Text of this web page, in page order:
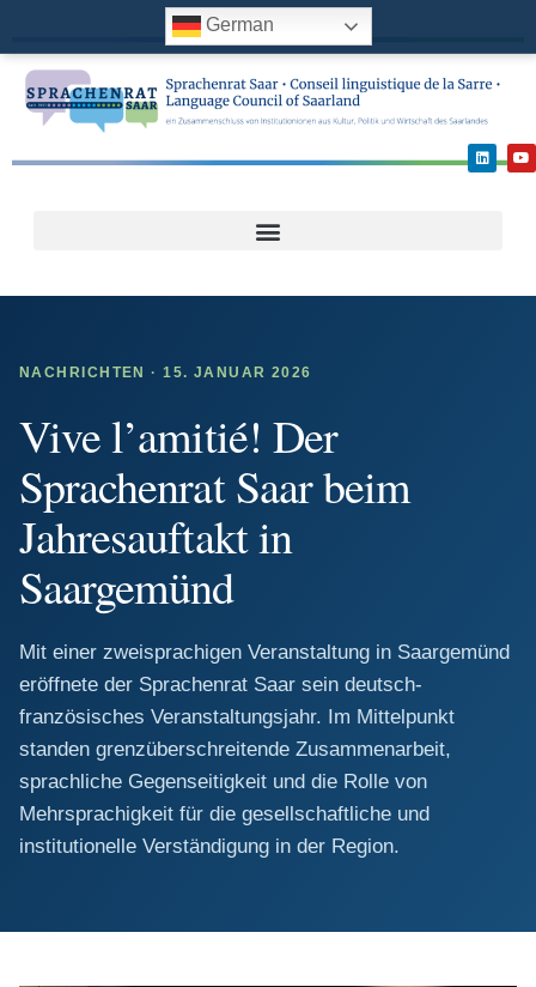
German
NACHRICHTEN · 15. JANUAR 2026
Vive l’amitié! Der
Sprachenrat Saar beim
Jahresauftakt in
Saargemünd
​Mit einer zweisprachigen Veranstaltung in Saargemünd
eröffnete der Sprachenrat Saar sein deutsch-
französisches Veranstaltungsjahr. Im Mittelpunkt
standen grenzüberschreitende Zusammenarbeit,
sprachliche Gegenseitigkeit und die Rolle von
Mehrsprachigkeit für die gesellschaftliche und
institutionelle Verständigung in der Region.